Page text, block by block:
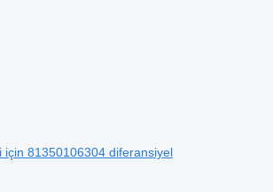
için 81350106304 diferansiyel